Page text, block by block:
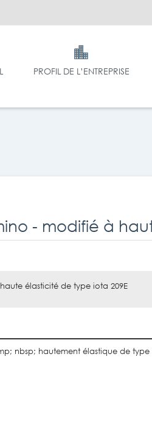
PROFIL DE L’ENTREPRISE
élasticité de type iota 209E
nbsp; hautement élastique de